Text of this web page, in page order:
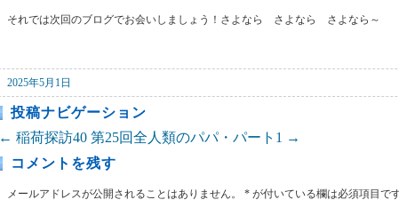
それでは次回のブログでお会いしましょう！さよなら さよなら さよなら～
2025年5月1日
投稿ナビゲーション
← 稲荷探訪40 第25回全人類のパパ・パート1 →
コメントを残す
メールアドレスが公開されることはありません。 * が付いている欄は必須項目で